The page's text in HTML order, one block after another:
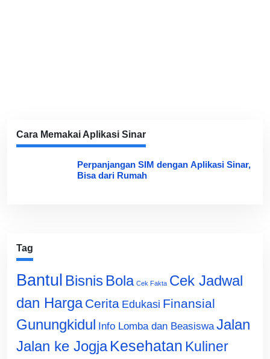
Cara Memakai Aplikasi Sinar
Perpanjangan SIM dengan Aplikasi Sinar,
Bisa dari Rumah
Tag
Bantul Bisnis Bola Cek Fakta Cek Jadwal
dan Harga Cerita Edukasi Finansial
Gunungkidul Info Lomba dan Beasiswa Jalan
Jalan ke Jogja Kesehatan Kuliner